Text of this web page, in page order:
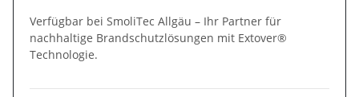
Verfügbar bei SmoliTec Allgäu – Ihr Partner für
nachhaltige Brandschutzlösungen mit Extover®
Technologie.